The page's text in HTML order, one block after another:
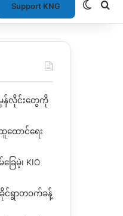
Support KNG
မှန်လိုင်းတွေကို
ထောင်ရေး
ေမဲ့၊ KIO
ခိုင်ရွာတဝက်ခန့်